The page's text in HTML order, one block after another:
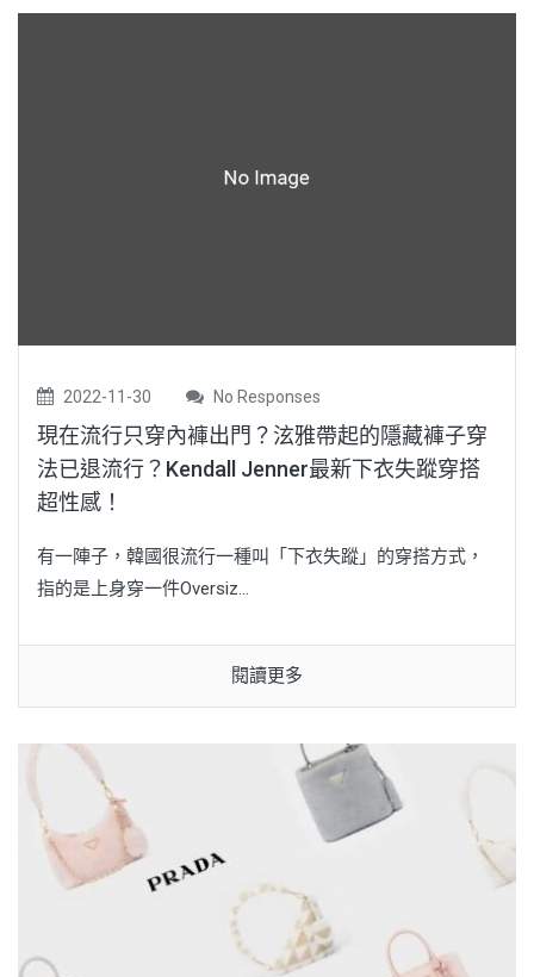
2022-11-30 No Responses
現在流行只穿內褲出門？泫雅帶起的隱藏褲子穿
法已退流行？Kendall Jenner最新下衣失蹤穿搭
超性感！
有一陣子，韓國很流行一種叫「下衣失蹤」的穿搭方式，
指的是上身穿一件Oversiz...
閱讀更多